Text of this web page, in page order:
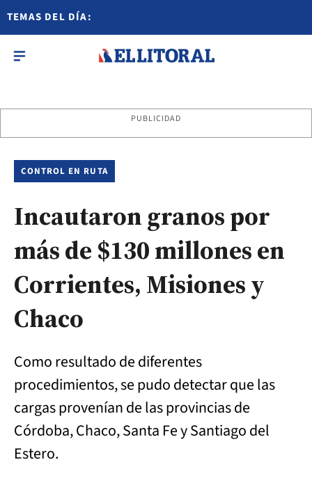
TEMAS DEL DÍA:
PUBLICIDAD
CONTROL EN RUTA
Incautaron granos por
más de $130 millones en
Corrientes, Misiones y
Chaco
Como resultado de diferentes
procedimientos, se pudo detectar que las
cargas provenían de las provincias de
Córdoba, Chaco, Santa Fe y Santiago del
Estero.